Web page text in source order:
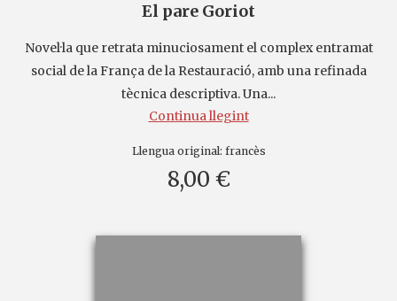
El pare Goriot
Novel·la que retrata minuciosament el complex entramat
social de la França de la Restauració, amb una refinada
tècnica descriptiva. Una...
Continua llegint
Llengua original: francès
8,00 €